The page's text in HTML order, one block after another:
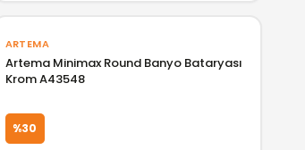
ARTEMA
Artema Minimax Round Banyo Bataryası
Krom A43548
%30